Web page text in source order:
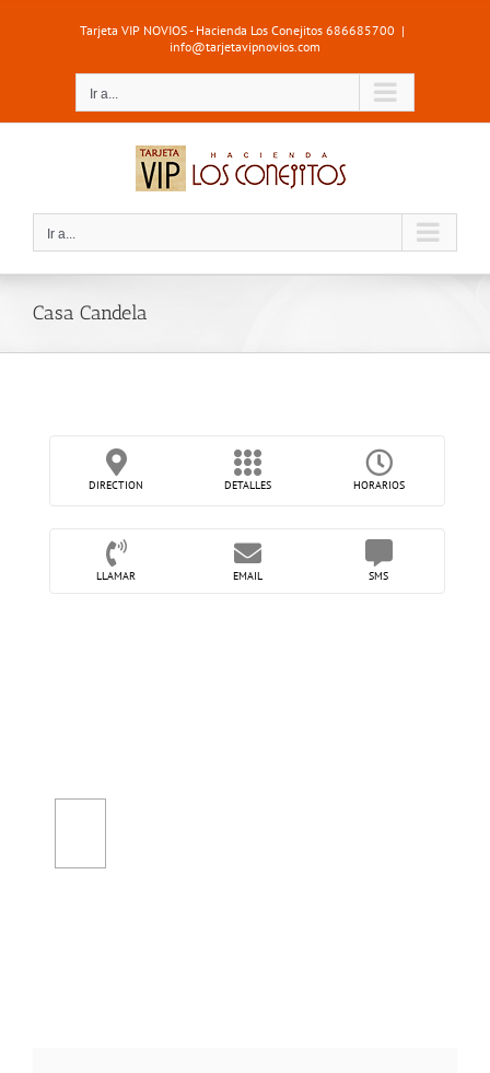
Tarjeta VIP NOVIOS - Hacienda Los Conejitos 686685700 |
info@tarjetavipnovios.com
Ir a...
Ir a...
Casa Candela
DIRECTION DETALLES HORARIOS
LLAMAR EMAIL SMS